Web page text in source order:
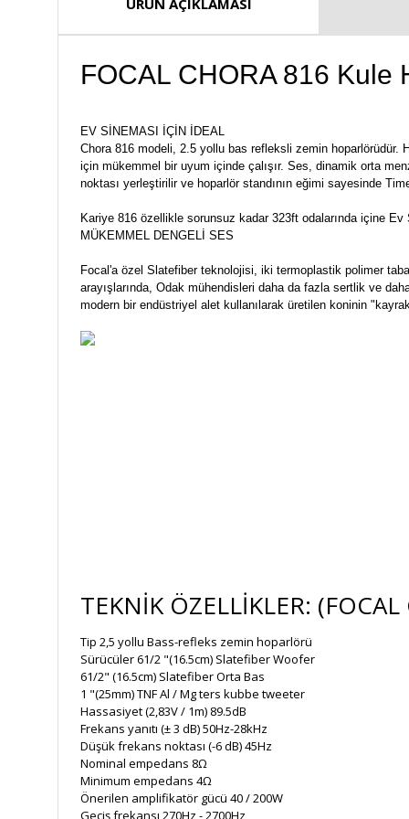
FOCAL CHORA 816 Kule
EV SİNEMASI İÇİN İDEAL
Chora 816 modeli, 2.5 yollu bas refleksli zemin hoparlörüdür.
için mükemmel bir uyum içinde çalışır. Ses, dinamik orta
noktası yerleştirilir ve hoparlör standının eğimi sayesinde
Kariye 816 özellikle sorunsuz kadar 323ft odalarında içine
MÜKEMMEL DENGELİ SES
Focal'a özel Slatefiber teknolojisi, iki termoplastik polimer
arayışlarında, Odak mühendisleri daha da fazla sertlik ve
modern bir endüstriyel alet kullanılarak üretilen koninin
TEKNİK ÖZELLİKLER:
Tip 2,5 yollu Bass-refleks zemin hoparlörü
Sürücüler 61/2 "(16.5cm) Slatefiber Woofer
61/2" (16.5cm) Slatefiber Orta Bas
1 "(25mm) TNF Al / Mg ters kubbe tweeter
Hassasiyet (2,83V / 1m) 89.5dB
Frekans yanıtı (± 3 dB) 50Hz-28kHz
Düşük frekans noktası (-6 dB) 45Hz
Nominal empedans 8Ω
Minimum empedans 4Ω
Önerilen amplifikatör gücü 40 / 200W
Geçiş frekansı 270Hz - 2700Hz